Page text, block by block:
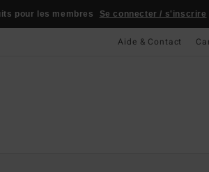
pour les membres Se connecter / s'inscrire
Aide & Contact